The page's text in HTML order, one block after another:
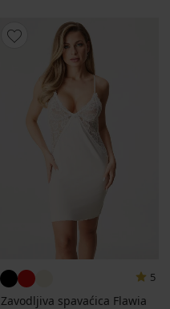
5
Zavodljiva spavaćica Flawia